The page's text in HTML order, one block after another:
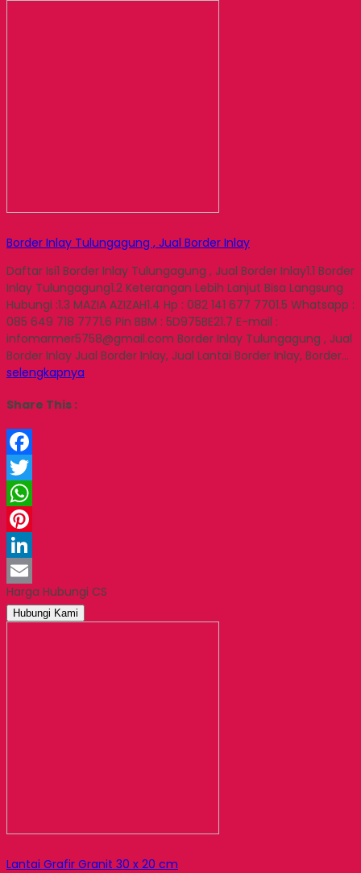
Border Inlay Tulungagung , Jual Border Inlay
Daftar Isi1 Border Inlay Tulungagung , Jual Border Inlay1.1 Border
Inlay Tulungagung1.2 Keterangan Lebih Lanjut Bisa Langsung
Hubungi :1.3 MAZIA AZIZAH1.4 Hp : 082 141 677 7701.5 Whatsapp :
085 649 718 7771.6 Pin BBM : 5D975BE21.7 E-mail :
infomarmer5758@gmail.com Border Inlay Tulungagung , Jual
Border Inlay Jual Border Inlay, Jual Lantai Border Inlay, Border…
selengkapnya
Share This :
Facebook
Twitter
WhatsApp
Pinterest
LinkedIn
Email
Harga Hubungi CS
Hubungi Kami
Lantai Grafir Granit 30 x 20 cm